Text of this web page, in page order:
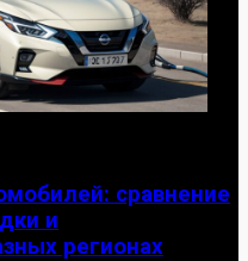
сравнение
и
регионах